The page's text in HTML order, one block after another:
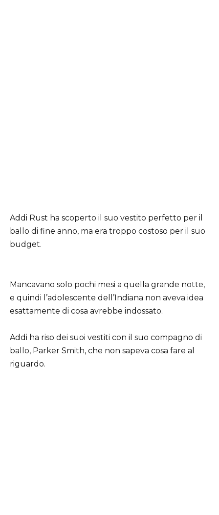
Addi Rust ha scoperto il suo vestito perfetto per il
ballo di fine anno, ma era troppo costoso per il suo
budget.
Mancavano solo pochi mesi a quella grande notte,
e quindi l’adolescente dell’Indiana non aveva idea
esattamente di cosa avrebbe indossato.
Addi ha riso dei suoi vestiti con il suo compagno di
ballo, Parker Smith, che non sapeva cosa fare al
riguardo.